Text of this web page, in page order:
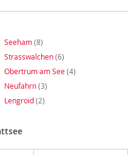
Seeham(8)
Strasswalchen(6)
Obertrum am See(4)
Neufahrn(3)
Lengroid(2)